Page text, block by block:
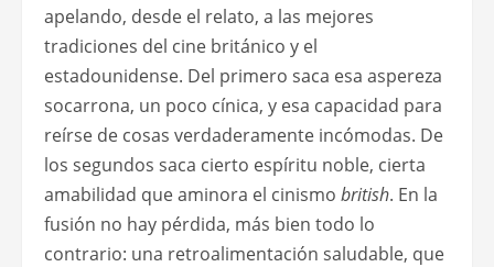
apelando, desde el relato, a las mejores
tradiciones del cine británico y el
estadounidense. Del primero saca esa aspereza
socarrona, un poco cínica, y esa capacidad para
reírse de cosas verdaderamente incómodas. De
los segundos saca cierto espíritu noble, cierta
amabilidad que aminora el cinismo british. En la
fusión no hay pérdida, más bien todo lo
contrario: una retroalimentación saludable, que